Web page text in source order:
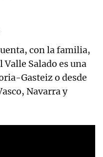
con la familia,
Salado es una
Gasteiz o desde
Navarra y